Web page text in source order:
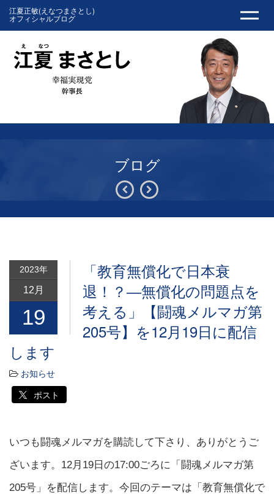
江夏正敏(えなつまさとし)
オフィシャルブログ
ブログ
2023年
12月
19
「教育無償化で日本衰
退！？―無償化の問題点を
考える」【闘魂メルマガ第
205号】を12月19日に配信
します
お知らせ
ポスト
いつも闘魂メルマガを購読して下さり、ありがとうご
ざいます。12月19日の17:00ごろに「闘魂メルマガ第
205号」を配信します。今回のテーマは「教育無償化で